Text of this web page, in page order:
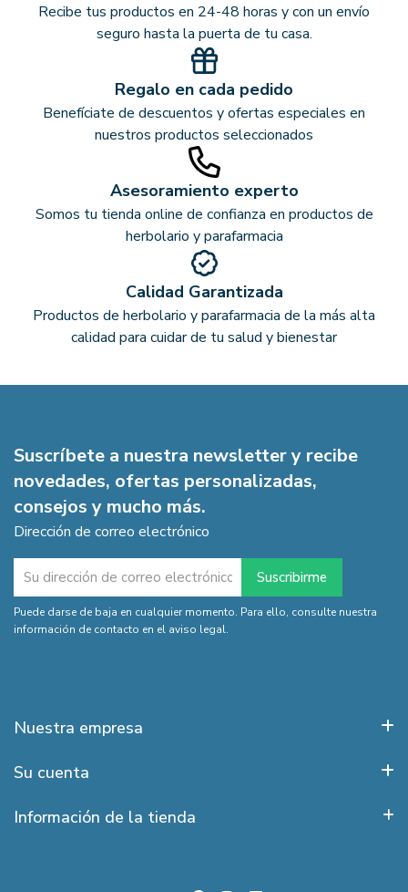
Recibe tus productos en 24-48 horas y con un envío
seguro hasta la puerta de tu casa.
Regalo en cada pedido
Benefíciate de descuentos y ofertas especiales en
nuestros productos seleccionados
Asesoramiento experto
Somos tu tienda online de confianza en productos de
herbolario y parafarmacia
Calidad Garantizada
Productos de herbolario y parafarmacia de la más alta
calidad para cuidar de tu salud y bienestar
Suscríbete a nuestra newsletter y recibe
novedades, ofertas personalizadas,
consejos y mucho más.
Dirección de correo electrónico
Puede darse de baja en cualquier momento. Para ello, consulte nuestra
información de contacto en el aviso legal.
Nuestra empresa
Su cuenta
Información de la tienda